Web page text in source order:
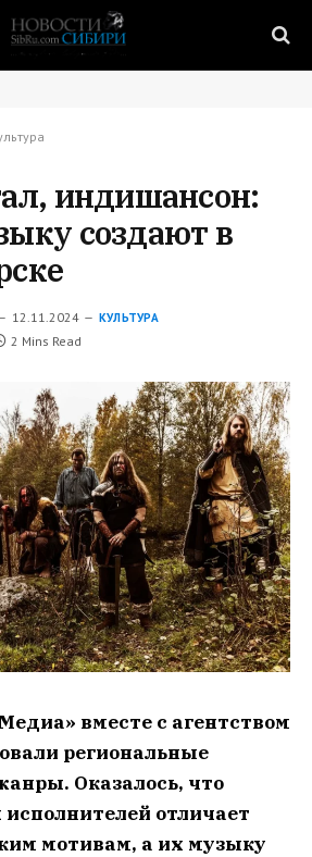
индишансон:
создают в
12.11.2024 КУЛЬТУРА
2 Mins Read
вместе с агентством
региональные
Оказалось, что
отличает
мотивам, а их музыку